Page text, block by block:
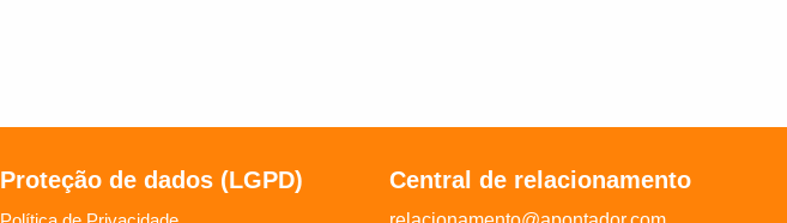
Proteção de dados (LGPD) Central de relacionamento